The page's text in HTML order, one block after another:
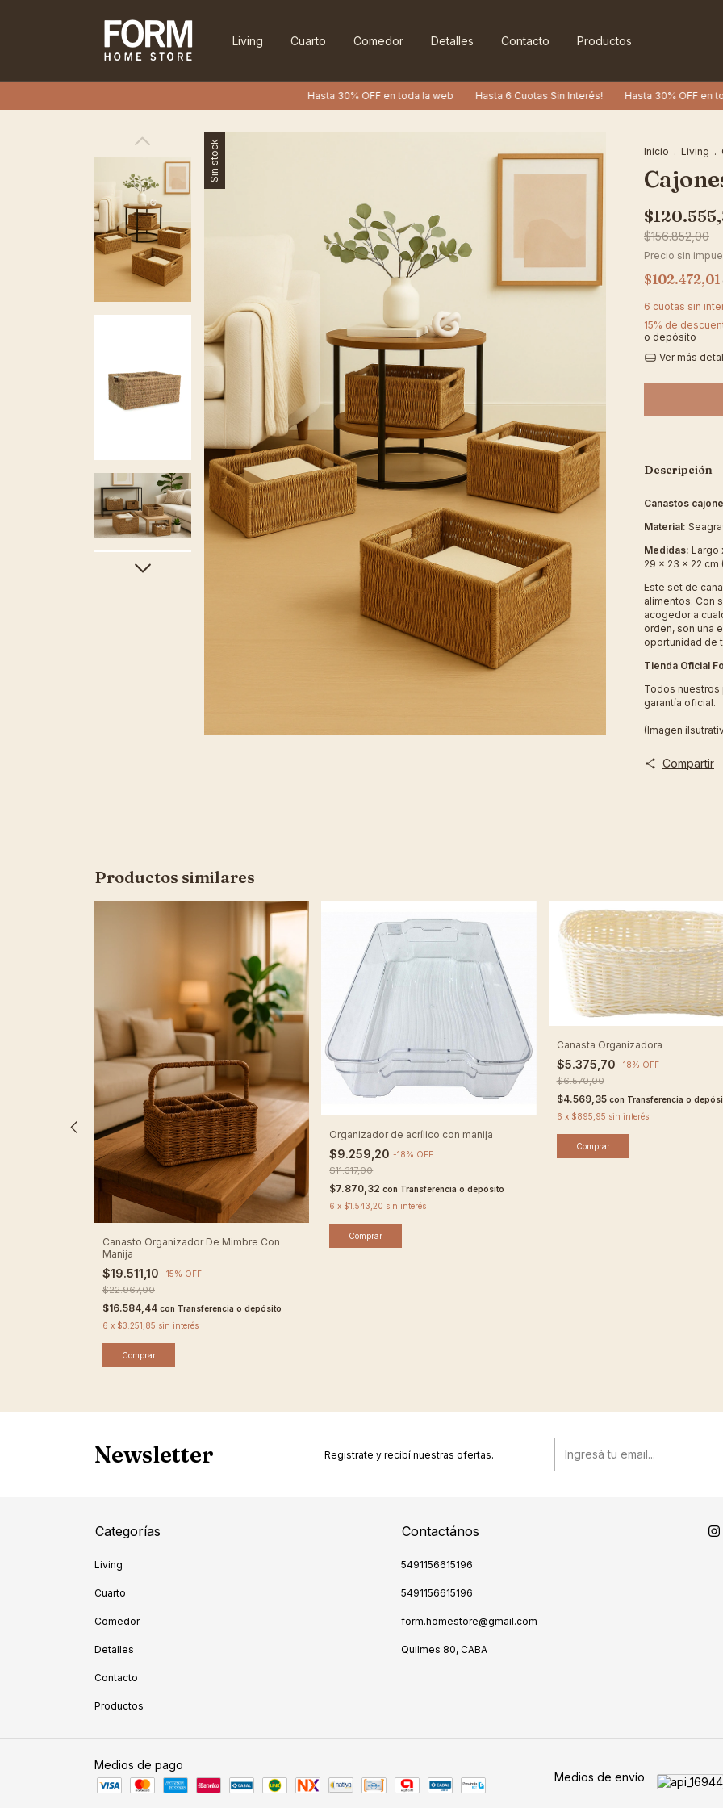
Living Cuarto Comedor Detalles Contacto Productos
Hasta 30% OFF en toda la web Hasta 6 Cuotas Sin Interés! Hasta 30% OFF en toda la
Sin stock Inicio . Living .
$156.852,00
Precio sin
$102.472,01
6 cuotas sin
15% de
o depósito
Ver más
Descripción
Canastos
Material:
Medidas: Largo
29 x 23 x 22 cm
Este set de
alimentos. Con
acogedor a
orden, son una
oportunidad de
Tienda Oficial
Todos
garantía oficial.
(Imagen
Compartir
Productos similares
Canasto Organizador De Mimbre Con
Manija
$19.511,10 -15% OFF
$22.967,00
$16.584,44 con Transferencia o depósito
6 x $3.251,85 sin interés
Comprar
Organizador de acrílico con manija
$9.259,20-18% OFF
$11.317,00
$7.870,32con Transferencia o depósito
6 x $1.543,20 sin interés
Canasta Organizadora
$5.375,70 -18% OFF
$6.570,00
$4.569,35 con Transferencia o
6 x $895,95 sin interés
Comprar
Newsletter Registrate y recibí nuestras ofertas.
Categorías
Living
Cuarto
Comedor
Detalles
Contacto
Productos
Contactános
5491156615196
5491156615196
form.homestore@gmail.com
Quilmes 80, CABA
Medios de pago
Medios de envío